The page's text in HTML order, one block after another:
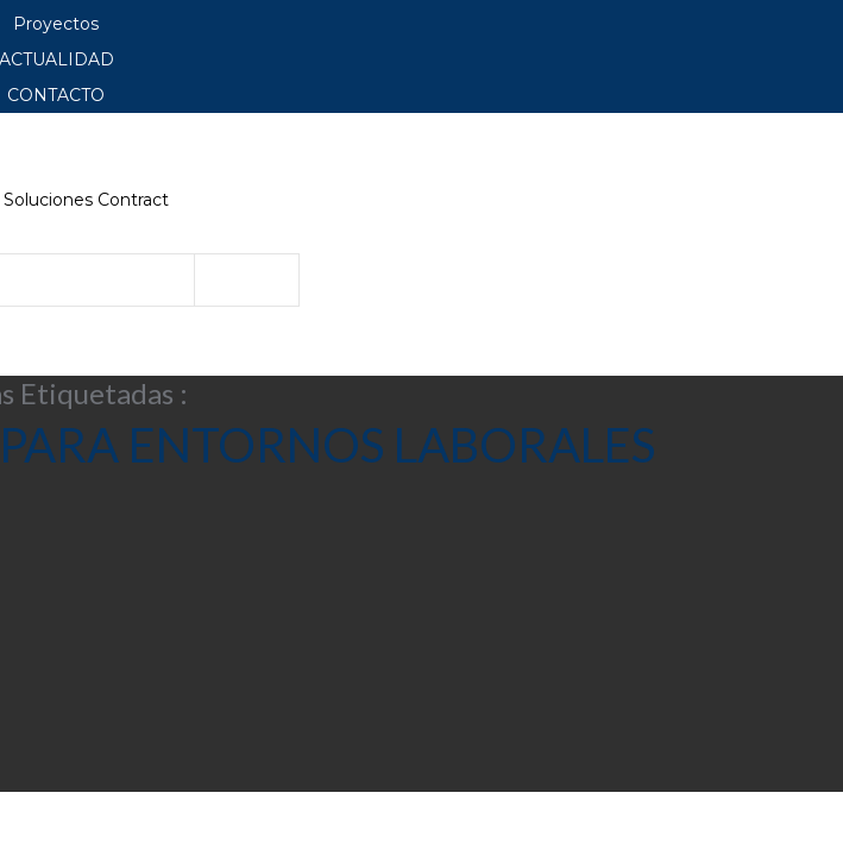
Proyectos
ACTUALIDAD
CONTACTO
Contract
Etiquetadas :
ENTORNOS LABORALES